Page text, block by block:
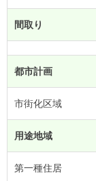
間取り
都市計画
市街化区域
用途地域
第一種住居